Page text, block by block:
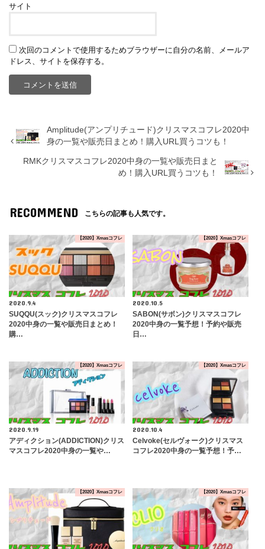
サイト
次回のコメントで使用するためブラウザーに自分の名前、メールア
ドレス、サイトを保存する。
Amplitude(アンプリチュード)クリスマスコフレ2020中
身の一覧や販売日まとめ！購入URL買うコツも！
RMKクリスマスコフレ2020中身の一覧や販売日まと
め！購入URL買うコツも！
RECOMMEND こちらの記事も人気です。
【2020】Xmasコフレ
2020.9.4
SUQQU(スック)クリスマスコフレ
2020中身の一覧や販売日まとめ！
購…
【2020】Xmasコフレ
2020.10.5
SABON(サボン)クリスマスコフレ
2020中身の一覧予想！予約や販売
日…
【2020】Xmasコフレ
2020.9.19
アディクション(ADDICTION)クリス
マスコフレ2020中身の一覧や…
【2020】Xmasコフレ
2020.10.4
Celvoke(セルヴォーク)クリスマス
コフレ2020中身の一覧予想！予…
【2020】Xmasコフレ 【2020】Xmasコフレ